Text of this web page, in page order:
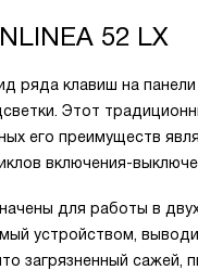
52 LX
ряда клавиш на
Этот
его преимуществ
включения-
для работы в
устройством,
загрязненный